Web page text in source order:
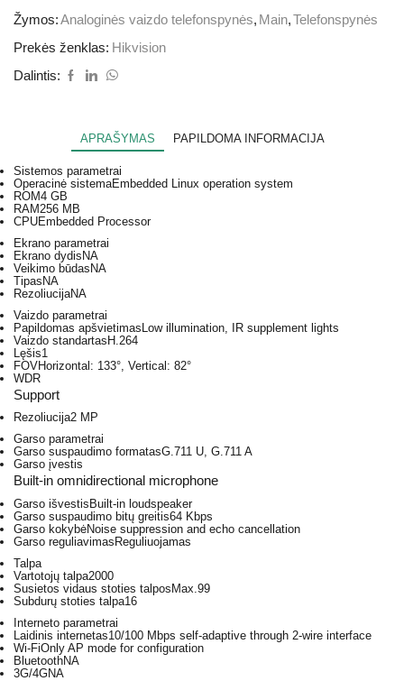
Žymos:Analoginės vaizdo telefonspynės, Main,Telefonspynės
Prekės ženklas: Hikvision
Dalintis:
APRAŠYMAS PAPILDOMA INFORMACIJA
Sistemos parametrai
Operacinė sistemaEmbedded Linux operation system
ROM4 GB
RAM256 MB
CPUEmbedded Processor
Ekrano parametrai
Ekrano dydisNA
Veikimo būdasNA
TipasNA
RezoliucijaNA
Vaizdo parametrai
Papildomas apšvietimasLow illumination, IR supplement lights
Vaizdo standartasH.264
Lęšis1
FOVHorizontal: 133°, Vertical: 82°
WDR
Support
Rezoliucija2 MP
Garso parametrai
Garso suspaudimo formatasG.711 U, G.711 A
Garso įvestis
Built-in omnidirectional microphone
Garso išvestisBuilt-in loudspeaker
Garso suspaudimo bitų greitis64 Kbps
Garso kokybėNoise suppression and echo cancellation
Garso reguliavimasReguliuojamas
Talpa
Vartotojų talpa2000
Susietos vidaus stoties talposMax.99
Subdurų stoties talpa16
Interneto parametrai
Laidinis internetas10/100 Mbps self-adaptive through 2-wire interface
Wi-FiOnly AP mode for configuration
BluetoothNA
3G/4GNA